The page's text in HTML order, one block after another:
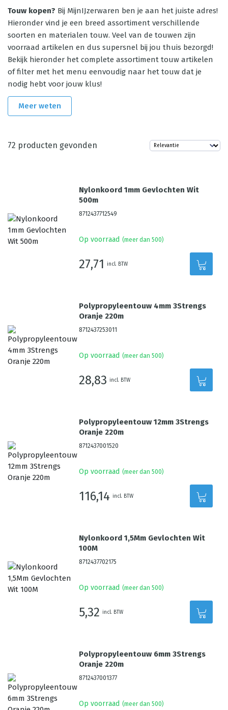
Touw kopen? Bij MijnIJzerwaren ben je aan het juiste adres!
Hieronder vind je een breed assortiment verschillende
soorten en materialen touw. Veel van de touwen zijn
voorraad artikelen en dus supersnel bij jou thuis bezorgd!
Bekijk hieronder het complete assortiment touw artikelen
of filter met het menu eenvoudig naar het touw dat je
nodig hebt voor jouw klus!
Meer weten
72 producten gevonden
Nylonkoord 1mm Gevlochten Wit
500m
8712437712549
Op voorraad (meer dan 500)
27,71 incl. BTW
Polypropyleentouw 4mm 3Strengs
Oranje 220m
8712437253011
Op voorraad (meer dan 500)
28,83 incl. BTW
Polypropyleentouw 12mm 3Strengs
Oranje 220m
8712437001520
Op voorraad (meer dan 500)
116,14 incl. BTW
Nylonkoord 1,5Mm Gevlochten Wit
100M
8712437702175
Op voorraad (meer dan 500)
5,32 incl. BTW
Polypropyleentouw 6mm 3Strengs
Oranje 220m
8712437001377
Op voorraad (meer dan 500)